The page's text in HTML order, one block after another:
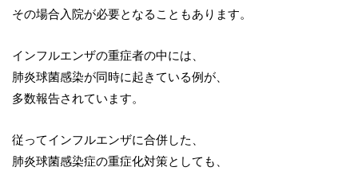
その場合入院が必要となることもあります。
インフルエンザの重症者の中には、
肺炎球菌感染が同時に起きている例が、
多数報告されています。
従ってインフルエンザに合併した、
肺炎球菌感染症の重症化対策としても、